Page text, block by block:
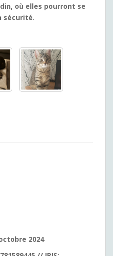
où elles pourront se
sécurité.
2024